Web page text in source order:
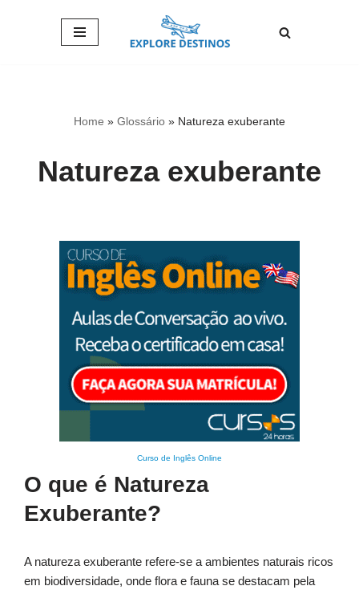
Home » Glossário » Natureza exuberante
Natureza exuberante
Curso de Inglês Online
O que é Natureza
Exuberante?
A natureza exuberante refere-se a ambientes naturais ricos
em biodiversidade, onde flora e fauna se destacam pela